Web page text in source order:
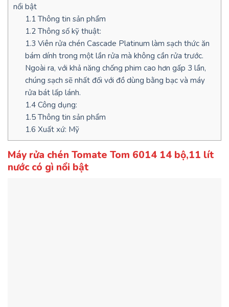
nổi bật
1.1Thông tin sản phẩm
1.2Thông số kỹ thuật:
1.3 Viên rửa chén Cascade Platinum làm sạch thức ăn
bám dính trong một lần rửa mà không cần rửa trước.
Ngoài ra, với khả năng chống phim cao hơn gấp 3 lần,
chúng sạch sẽ nhất đối với đồ dùng bằng bạc và máy
rửa bát lấp lánh.
1.4Công dụng:
1.5Thông tin sản phẩm
1.6 Xuất xứ: Mỹ
Máy rửa chén Tomate Tom 6014 14 bộ,11 lít
nước có gì nổi bật